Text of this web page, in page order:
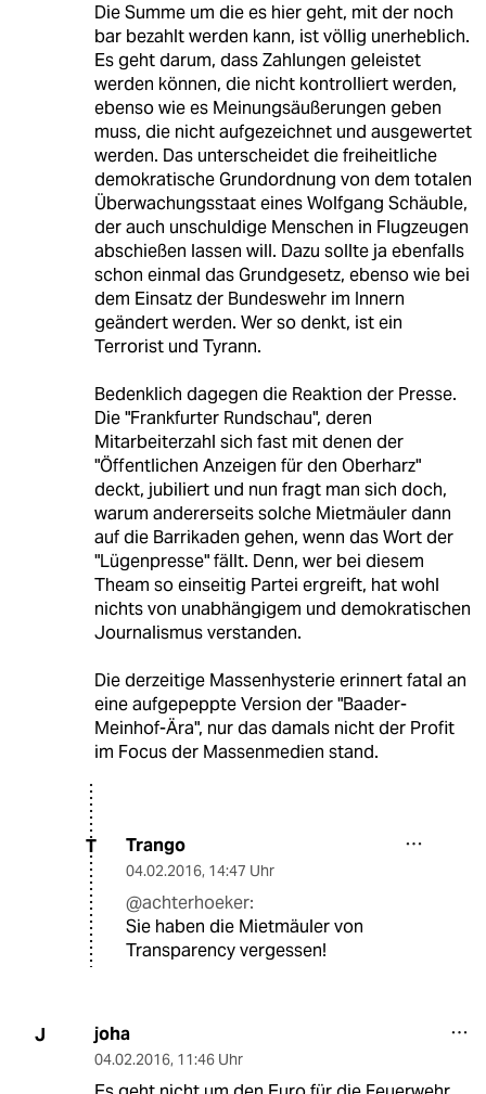
Die Summe um die es hier geht, mit der noch
bar bezahlt werden kann, ist völlig unerheblich.
Es geht darum, dass Zahlungen geleistet
werden können, die nicht kontrolliert werden,
ebenso wie es Meinungsäußerungen geben
muss, die nicht aufgezeichnet und ausgewertet
werden. Das unterscheidet die freiheitliche
demokratische Grundordnung von dem totalen
Überwachungsstaat eines Wolfgang Schäuble,
der auch unschuldige Menschen in Flugzeugen
abschießen lassen will. Dazu sollte ja ebenfalls
schon einmal das Grundgesetz, ebenso wie bei
dem Einsatz der Bundeswehr im Innern
geändert werden. Wer so denkt, ist ein
Terrorist und Tyrann.
Bedenklich dagegen die Reaktion der Presse.
Die "Frankfurter Rundschau", deren
Mitarbeiterzahl sich fast mit denen der
"Öffentlichen Anzeigen für den Oberharz"
deckt, jubiliert und nun fragt man sich doch,
warum andererseits solche Mietmäuler dann
auf die Barrikaden gehen, wenn das Wort der
"Lügenpresse" fällt. Denn, wer bei diesem
Theam so einseitig Partei ergreift, hat wohl
nichts von unabhängigem und demokratischen
Journalismus verstanden.
Die derzeitige Massenhysterie erinnert fatal an
eine aufgepeppte Version der "Baader-
Meinhof-Ära", nur das damals nicht der Profit
im Focus der Massenmedien stand.
T Trango
04.02.2016, 14:47 Uhr
@achterhoeker:
Sie haben die Mietmäuler von
Transparency vergessen!
J joha
04.02.2016, 11:46 Uhr